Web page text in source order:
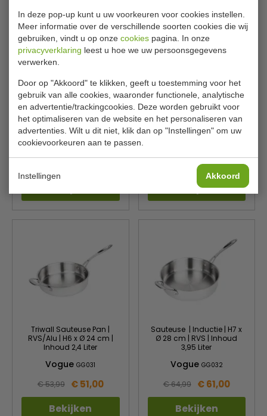
In deze pop-up kunt u uw voorkeuren voor cookies instellen.
Meer informatie over de verschillende soorten cookies die wij
gebruiken, vindt u op onze cookies pagina. In onze
privacyverklaring leest u hoe we uw persoonsgegevens
verwerken.
Door op "Akkoord" te klikken, geeft u toestemming voor het
gebruik van alle cookies, waaronder functionele, analytische
en advertentie/trackingcookies. Deze worden gebruikt voor
het optimaliseren van de website en het personaliseren van
advertenties. Wilt u dit niet, klik dan op "Instellingen" om uw
cookievoorkeuren aan te passen.
Instellingen Akkoord
Sauteuse | Ø 24cm | RVS |
inhoud 3,5 liter
VogueFC099
Sauspan | Triwall | Ø 20
cm | RVS | Inhoud 2,57 Liter
€ 43,00
Bekijken
Triwall Sauteuse Pan |
RVS/Alu | H6 x Ø 24 cm |
Inhoud 2,4 Liter
VogueGG031
€ 53,99 € 51,00
Bekijken
Sauteuse | Inductie | H7 x
Ø 28 cm | RVS | Inhoud
3,95 Liter
Vogue GG032
€ 64,99 € 61,00
Bekijken